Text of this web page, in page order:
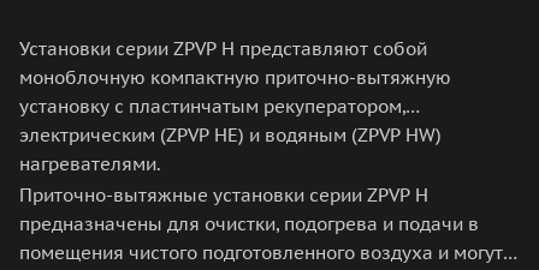
Установки серии ZPVP H представляют собой
моноблочную компактную приточно-вытяжную
установку с пластинчатым рекуператором,
электрическим (ZPVP HE) и водяным (ZPVP HW)
нагревателями.
Приточно-вытяжные установки серии ZPVP H
предназначены для очистки, подогрева и подачи в
помещения чистого подготовленного воздуха и могут